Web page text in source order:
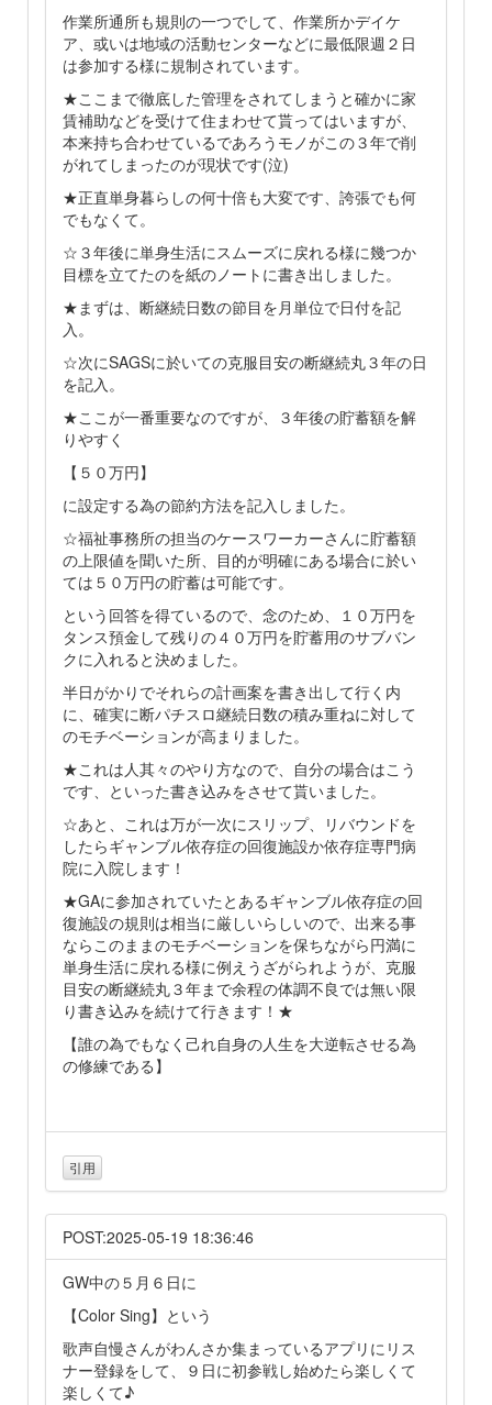
作業所通所も規則の一つでして、作業所かデイケ
ア、或いは地域の活動センターなどに最低限週２日
は参加する様に規制されています。
★ここまで徹底した管理をされてしまうと確かに家
賃補助などを受けて住まわせて貰ってはいますが、
本来持ち合わせているであろうモノがこの３年で削
がれてしまったのが現状です(泣)
★正直単身暮らしの何十倍も大変です、誇張でも何
でもなくて。
☆３年後に単身生活にスムーズに戻れる様に幾つか
目標を立てたのを紙のノートに書き出しました。
★まずは、断継続日数の節目を月単位で日付を記
入。
☆次にSAGSに於いての克服目安の断継続丸３年の日
を記入。
★ここが一番重要なのですが、３年後の貯蓄額を解
りやすく
【５０万円】
に設定する為の節約方法を記入しました。
☆福祉事務所の担当のケースワーカーさんに貯蓄額
の上限値を聞いた所、目的が明確にある場合に於い
ては５０万円の貯蓄は可能です。
という回答を得ているので、念のため、１０万円を
タンス預金して残りの４０万円を貯蓄用のサブバン
クに入れると決めました。
半日がかりでそれらの計画案を書き出して行く内
に、確実に断パチスロ継続日数の積み重ねに対して
のモチベーションが高まりました。
★これは人其々のやり方なので、自分の場合はこう
です、といった書き込みをさせて貰いました。
☆あと、これは万が一次にスリップ、リバウンドを
したらギャンブル依存症の回復施設か依存症専門病
院に入院します！
★GAに参加されていたとあるギャンブル依存症の回
復施設の規則は相当に厳しいらしいので、出来る事
ならこのままのモチベーションを保ちながら円満に
単身生活に戻れる様に例えうざがられようが、克服
目安の断継続丸３年まで余程の体調不良では無い限
り書き込みを続けて行きます！★
【誰の為でもなく己れ自身の人生を大逆転させる為
の修練である】
引用
POST:2025-05-19 18:36:46
GW中の５月６日に
【Color Sing】という
歌声自慢さんがわんさか集まっているアプリにリス
ナー登録をして、９日に初参戦し始めたら楽しくて
楽しくて♪